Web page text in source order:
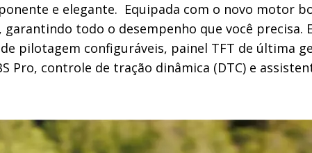
e elegante. Equipada com o novo motor
todo o desempenho que você precisa.
pilotagem configuráveis, painel TFT de última
Pro, controle de tração dinâmica (DTC) e